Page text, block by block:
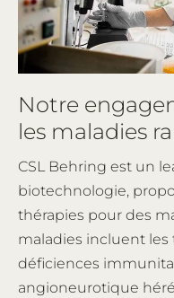
Notre
les maladies
CSL Behring est un
biotechnologie,
thérapies pour des
maladies incluent les
déficiences
angioneurotique